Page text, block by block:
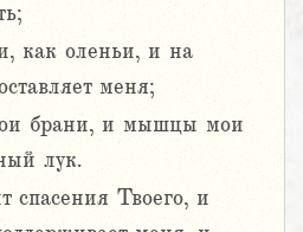
как оленьи, и на
меня;
брани, и мышцы мои
лук.
Твоего, и